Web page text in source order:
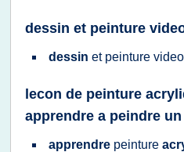
dessin et peinture
dessin et peinture video
lecon de peinture
apprendre a peindre
apprendre peinture